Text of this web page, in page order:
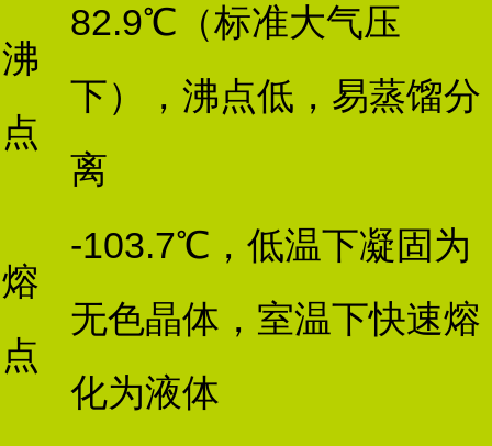
沸
点
82.9℃（标准大气压
下），沸点低，易蒸馏分
离
熔
点
-103.7℃，低温下凝固为
无色晶体，室温下快速熔
化为液体